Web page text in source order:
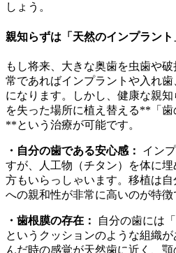
しょう。
親知らずは「天然のインプラント
もし将来、大きな奥歯を虫歯や
常であればインプラントや入れ
になります。しかし、健康な親
を失った場所に植え替える**「歯
**という治療が可能です。
・自分の歯である安心感：
イン
すが、人工物（チタン）を体に
方もいらっしゃいます。移植は
への親和性が非常に高いのが特徴
・歯根膜の存在：
自分の歯には
というクッションのような組織
んだ時の感覚が天然歯に近く、